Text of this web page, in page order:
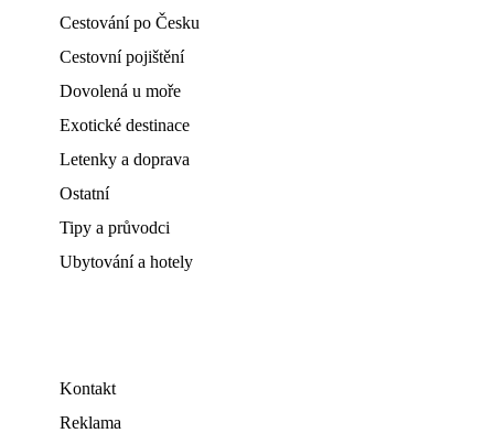
Cestování po Česku
Cestovní pojištění
Dovolená u moře
Exotické destinace
Letenky a doprava
Ostatní
Tipy a průvodci
Ubytování a hotely
Kontakt
Reklama